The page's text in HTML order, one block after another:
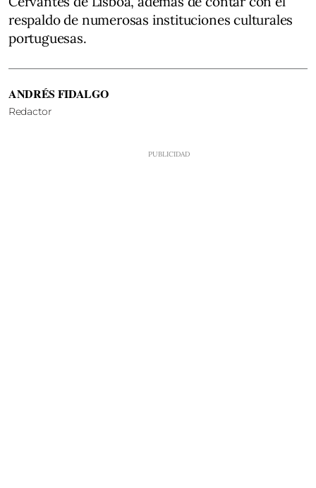
respaldo de numerosas instituciones culturales
portuguesas.
ANDRÉS FIDALGO
Redactor